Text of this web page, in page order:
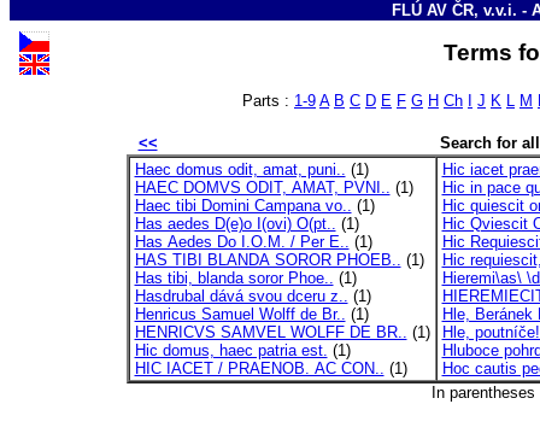
FLÚ AV ČR, v.v.i. -
Terms
Parts : 1-9 A B C D E F G H Ch J K L M
<<
Search for
Haec domus odit, amat, puni.. (1)
HAEC DOMVS ODIT, AMAT, PVNI.. (1)
Haec tibi Domini Campana vo.. (1)
Has aedes D(e)o I(ovi) O(pt.. (1)
Has Aedes Do I.O.M. / Per E.. (1)
HAS TIBI BLANDA SOROR PHOEB.. (1)
Has tibi, blanda soror Phoe.. (1)
Hasdrubal dává svou dceru z.. (1)
Henricus Samuel Wolff de Br.. (1)
HENRICVS SAMVEL WOLFF DE BR.. (1)
Hic domus, haec patria est. (1)
HIC IACET / PRAENOB. AC CON.. (1)
Hic iacet
Hic in pace
Hic quiescit
Hic Qviescit
Hic
Hic
Hieremi\as\
Hle,
Hle,
Hluboce
Hoc cautis
In